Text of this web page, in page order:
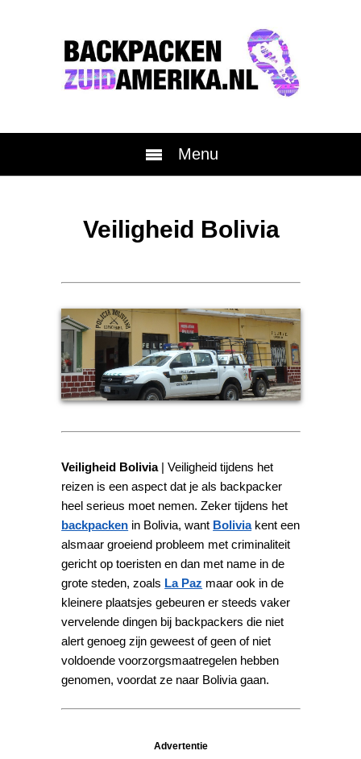
Menu
Veiligheid Bolivia
Veiligheid Bolivia| Veiligheid tijdens het
reizen is een aspect dat je als backpacker
heel serieus moet nemen. Zeker tijdens het
backpacken in Bolivia, want Boliviakent een
alsmaar groeiend probleem met criminaliteit
gericht op toeristen en dan met name in de
grote steden, zoals La Paz maar ook in de
kleinere plaatsjes gebeuren er steeds vaker
vervelende dingen bij backpackers die niet
alert genoeg zijn geweest of geen of niet
voldoende voorzorgsmaatregelen hebben
genomen, voordat ze naar Bolivia gaan.
Advertentie